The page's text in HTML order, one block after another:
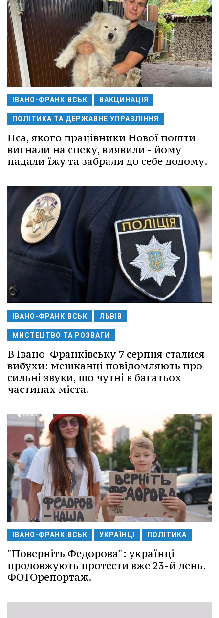
ІВАНО-ФРАНКІВСЬК ВАКЦИНАЦІЯ
ПОЛІТИКА ТА ДЕРЖАВНЕ УПРАВЛІННЯ
Пса, якого працівники Нової пошти
вигнали на спеку, виявили - йому
надали їжу та забрали до себе додому.
ІВАНО-ФРАНКІВСЬК ЛЬВІВ
МИСТЕЦТВО ТА РОЗВАГИ
В Івано-Франківську 7 серпня сталися
вибухи: мешканці повідомляють про
сильні звуки, що чутні в багатьох
частинах міста.
ІВАНО-ФРАНКІВСЬК УКРАЇНЦІ ПОЛІТИКА
"Поверніть Федорова": українці
продовжують протести вже 23-й день.
ФОТОрепортаж.